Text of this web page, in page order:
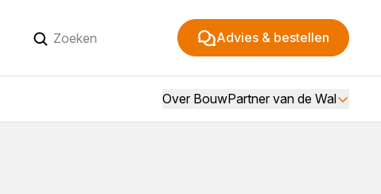
Advies & bestellen
Over BouwPartner van de Wal